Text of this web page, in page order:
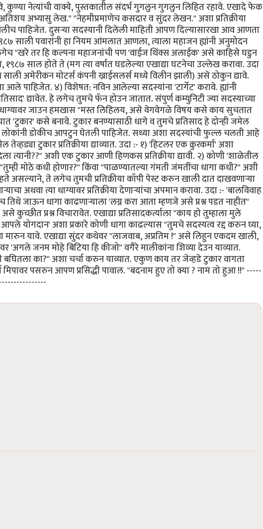
कुण्या नेत्यांची वाक्ये, पुस्तकातील संदर्भ गुगलुन गुगलुन लिहित रहावे. एखादे फेक
अभ्यासु लेख." "नेहमीप्रमाणेच कसदार व सुंदर लेखन." अशा प्रतिक्रीया
पाहिजेत. दुसर्‍या सदस्यानी दिलेली माहिती आपण दिल्यासारखा आव आणता
साली पवारांनी हा नियम आंमलात आणला, त्याला महाजन ह्यांनी अनुमोदन
"खरे तर हि कल्पना महाजनांची पण 'वाईज थिंक्स अलाईक' असे काहिसे घडुन
१९८७ साल होते ते (मग त्या वर्षात घडलेल्या एखाद्या घटनेचा उल्लेख करावा. उदा
अमेरीकन मोटर्स कंपनी ख्राईसलर्स मध्ये विलीन झाली) असे ठोकुन द्यावे.
पाहिजेत. ४) विशेषत: नविन आलेल्या सदस्यांना 'टार्गेट' करावे. ह्यांनी
द्यावेत. हे लगेच तुमचे फॅन होउन जातात. संपुर्ण कम्युनिटी ज्या सदस्याच्या
जाउन हमखास "मस्त लिहिलय, असे वेगवेगळे विषय कसे काय सुचतात
'टुकार' कसे बनावे. टुकार बनण्यासाठी धागे व तुमचे प्रतिसाद हे दोन्ही जमेल
डोकीच आपटुन घेतली पाहिजेत. सध्या अशा सदस्यांची फुल्ल चलती आहे
टुकार प्रतिक्रीया द्याव्यात. उदा :- १) 'हिटलर एक क्रुरकर्मा' अशा
त्यानी??" अशी एक टुकार आणी हिणकस प्रतिक्रीया द्यावी. २) कोणी 'शाळेतील
मोठे कधी होणार?" किंवा "पाळण्यातल्या गंमती जंमतींचा धागा कधी?" अशी
असल्याने, ते लगेच तुमची प्रतिक्रीया कॉपी पेस्ट करुन खाली दात दाखवणार्‍या
अथवा त्या धाग्यावर प्रतिक्रीया देणार्‍यांचा अपमान करावा. उदा :- 'बालविवाह
जाऊन धागा काढणार्‍याला 'लग्न करा आता म्हणजे असे प्रश्न पडत नाहीत"
कुच्छीत प्रश्न विचारावेत. एखाद्या प्रतिसादकर्त्याला "काय हो तुम्हाला मुले
आपले योगदान' अशा प्रकारे कोणी धागा काढल्यास "तुमचे सदस्यत्व रद्द करुन घ्या,
यावे. एखाद्या सुंदर कथेवर "लाजवाब, अप्रतिम !" असे लिहुन एकदम खाली,
'अगले जनम मोहे बिटिया हि कीजो" वगैरे मालीकांना शिव्या देउन याव्यात.
का?" अशा चर्चा करुन याव्यात. एकुण काय तर जेव्हडे टुकार वागता
पसरुन आपण प्रसिद्धी पावाल. "बदनाम हुए तो क्या ? नाम तो हुआ !!" -----